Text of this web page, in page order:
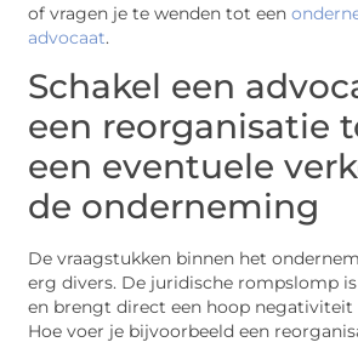
of vragen je te wenden tot een
advocaat.
Schakel een
een reorganisatie
een eventuele
de onderneming
De vraagstukken binnen het
erg divers. De juridische rompslomp
en brengt direct een hoop negativiteit
Hoe voer je bijvoorbeeld een